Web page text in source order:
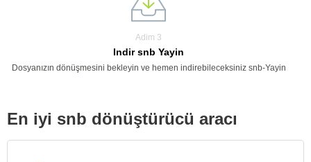
Adim 3
Indir snb Yayin
Dosyanızın dönüşmesini bekleyin ve hemen indirebileceksiniz snb-Yayin
En iyi snb dönüştürücü aracı